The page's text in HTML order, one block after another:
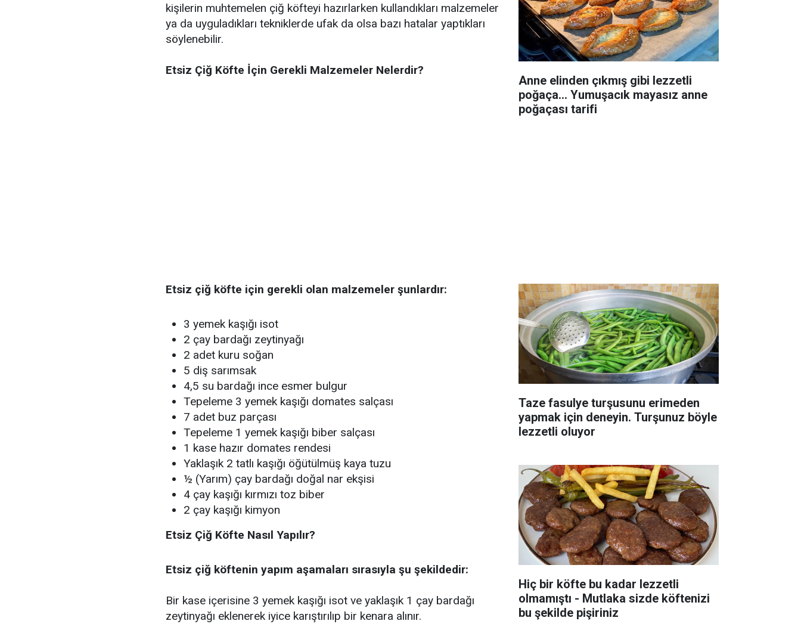
kişilerin muhtemelen çiğ köfteyi hazırlarken kullandıkları malzemeler
ya da uyguladıkları tekniklerde ufak da olsa bazı hatalar yaptıkları
söylenebilir.
Etsiz Çiğ Köfte İçin Gerekli Malzemeler Nelerdir?
Etsiz çiğ köfte için gerekli olan malzemeler şunlardır:
3 yemek kaşığı isot
2 çay bardağı zeytinyağı
2 adet kuru soğan
5 diş sarımsak
4,5 su bardağı ince esmer bulgur
Tepeleme 3 yemek kaşığı domates salçası
7 adet buz parçası
Tepeleme 1 yemek kaşığı biber salçası
1 kase hazır domates rendesi
Yaklaşık 2 tatlı kaşığı öğütülmüş kaya tuzu
½ (Yarım) çay bardağı doğal nar ekşisi
4 çay kaşığı kırmızı toz biber
2 çay kaşığı kimyon
Etsiz Çiğ Köfte Nasıl Yapılır?
Etsiz çiğ köftenin yapım aşamaları sırasıyla şu şekildedir:
Bir kase içerisine 3 yemek kaşığı isot ve yaklaşık 1 çay bardağı
zeytinyağı eklenerek iyice karıştırılıp bir kenara alınır.
Anne elinden çıkmış gibi lezzetli
poğaça... Yumuşacık mayasız anne
poğaçası tarifi
Taze fasulye turşusunu erimeden
yapmak için deneyin. Turşunuz böyle
lezzetli oluyor
Hiç bir köfte bu kadar lezzetli
olmamıştı - Mutlaka sizde köftenizi
bu şekilde pişiriniz